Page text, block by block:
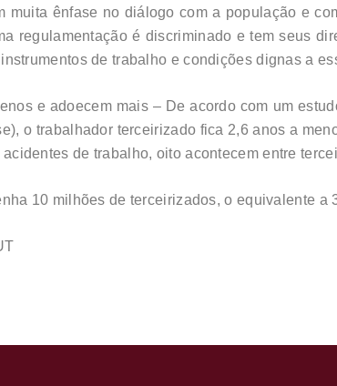
muita ênfase no diálogo com a população e
regulamentação é discriminado e tem seus
de trabalho e condições dignas a
e adoecem mais – De acordo com um
o trabalhador terceirizado fica 2,6 anos a
de trabalho, oito acontecem entre
10 milhões de terceirizados, o equivalente